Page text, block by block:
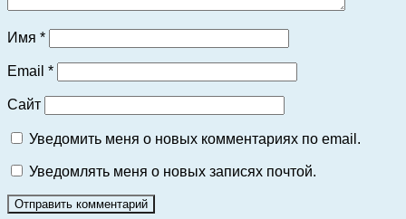
Имя *
Email *
Сайт
Уведомить меня о новых комментариях по email.
Уведомлять меня о новых записях почтой.